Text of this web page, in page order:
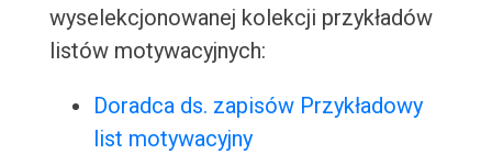
wyselekcjonowanej kolekcji przykładów
listów motywacyjnych:
Doradca ds. zapisów Przykładowy
list motywacyjny